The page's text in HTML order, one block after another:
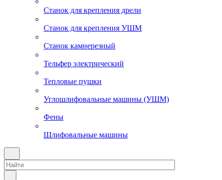
Станок для крепления дрели
Станок для крепления УШМ
Станок камнерезный
Тельфер электрический
Тепловые пушки
Углошлифовальные машины (УШМ)
Фены
Шлифовальные машины